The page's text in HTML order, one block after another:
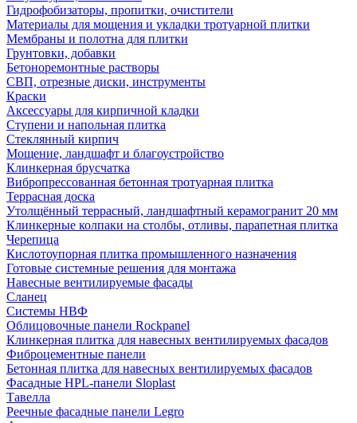
Гидрофобизаторы, пропитки, очистители
Материалы для мощения и укладки тротуарной плитки
Мембраны и полотна для плитки
Грунтовки, добавки
Бетоноремонтные растворы
СВП, отрезные диски, инструменты
Краски
Аксессуары для кирпичной кладки
Ступени и напольная плитка
Cтеклянный кирпич
Мощение, ландшафт и благоустройство
Клинкерная брусчатка
Вибропрессованная бетонная тротуарная плитка
Террасная доска
Утолщённый террасный, ландшафтный керамогранит 20 мм
Клинкерные колпаки на столбы, отливы, парапетная плитка
Черепица
Кислотоупорная плитка промышленного назначения
Готовые системные решения для монтажа
Навесные вентилируемые фасады
Сланец
Системы НВФ
Облицовочные панели Rockpanel
Клинкерная плитка для навесных вентилируемых фасадов
Фиброцементные панели
Бетонная плитка для навесных вентилируемых фасадов
Фасадные HPL-панели Sloplast
Тавелла
Реечные фасадные панели Legro